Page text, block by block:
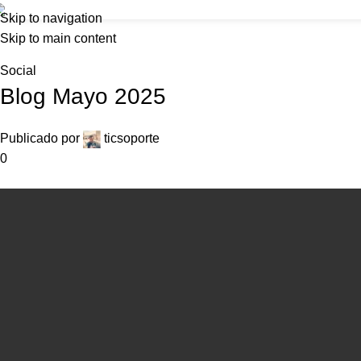
Skip to navigation
Skip to main content
Foncolombia
Social
Blog Mayo 2025
Publicado por
ticsoporte
0